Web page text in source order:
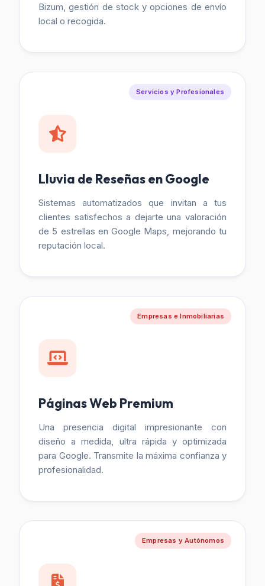
Bizum, gestión de stock y opciones de envío
local o recogida.
Servicios y Profesionales
Lluvia de Reseñas en Google
Sistemas automatizados que invitan a tus
clientes satisfechos a dejarte una valoración
de 5 estrellas en Google Maps, mejorando tu
reputación local.
Empresas e Inmobiliarias
Páginas Web Premium
Una presencia digital impresionante con
diseño a medida, ultra rápida y optimizada
para Google. Transmite la máxima confianza y
profesionalidad.
Empresas y Autónomos